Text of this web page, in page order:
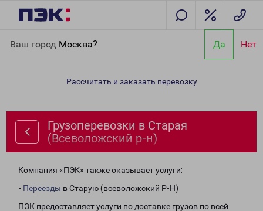
Ваш город Москва? Да Нет
(Всеволожский р-н)
Рассчитать и заказать перевозку
Грузоперевозки в Старая
(Всеволожский р-н)
Компания «ПЭК» также оказывает услуги:
- Переезды в Старую (всеволожский Р-Н)
ПЭК предоставляет услуги по доставке грузов по всей